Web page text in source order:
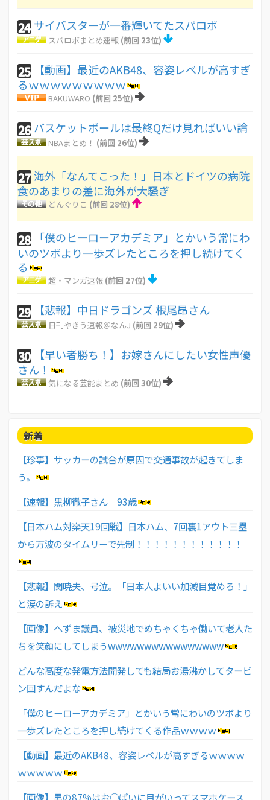
24 サイバスターが一番輝いてたスパロボ
スパロボまとめ速報 (前回 23位)
25
【動画】最近のAKB48、容姿レベルが高すぎ
るｗｗｗｗｗｗｗｗｗ
BAKUWARO (前回 25位)
26 バスケットボールは最終Qだけ見ればいい論
NBAまとめ！ (前回 26位)
27 海外「なんてこった！」日本とドイツの病院
食のあまりの差に海外が大騒ぎ
どんぐりこ (前回 28位)
28
「僕のヒーローアカデミア」とかいう常にわ
いのツボより一歩ズレたところを押し続けてく
る
超・マンガ速報 (前回 27位)
29 【悲報】中日ドラゴンズ 根尾昂さん
日刊やきう速報＠なんJ (前回 29位)
30
【早い者勝ち！】お嫁さんにしたい女性声優
さん！
気になる芸能まとめ (前回 30位)
新着
【珍事】サッカーの試合が原因で交通事故が起きてしま
う。
【速報】黒柳徹子さん 93歳
【日本ハム対楽天19回戦】日本ハム、7回裏1アウト三塁
から万波のタイムリーで先制！！！！！！！！！！！！
【悲報】関暁夫、号泣。「日本人よいい加減目覚めろ！」
と涙の訴え
【画像】へずま議員、被災地でめちゃくちゃ働いて老人た
ちを笑顔にしてしまうwwwwwwwwwwwwwwww
どんな高度な発電方法開発しても結局お湯沸かしてタービ
ン回すんだよな
「僕のヒーローアカデミア」とかいう常にわいのツボより
一歩ズレたところを押し続けてくる作品ｗｗｗｗ
【動画】最近のAKB48、容姿レベルが高すぎるｗｗｗｗ
ｗｗｗｗｗ
【画像】男の87%はお○ぱいに目がいってスマホケース